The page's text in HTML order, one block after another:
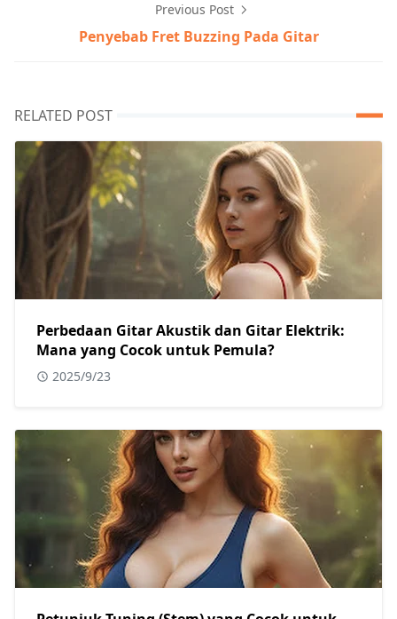
Previous Post
Penyebab Fret Buzzing Pada Gitar
RELATED POST
Perbedaan Gitar Akustik dan Gitar Elektrik:
Mana yang Cocok untuk Pemula?
2025/9/23